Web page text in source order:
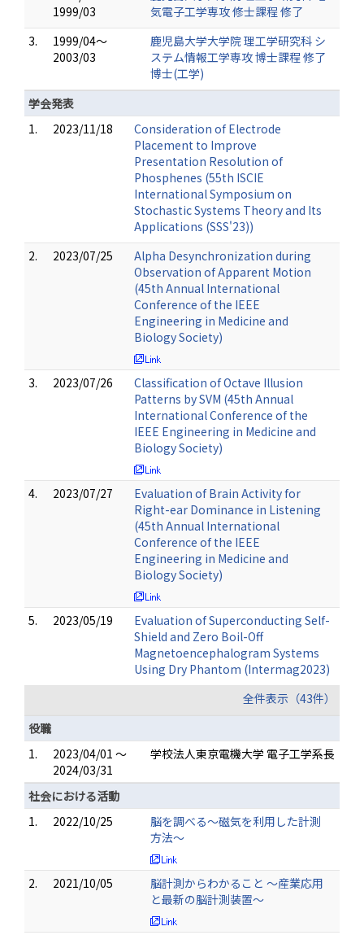
1999/03
気電子工学専攻 修士課程 修了
3.
1999/04～
2003/03
鹿児島大学大学院 理工学研究科 シ
ステム情報工学専攻 博士課程 修了
博士(工学)
学会発表
1.
2023/11/18
Consideration of Electrode
Placement to Improve
Presentation Resolution of
Phosphenes (55th ISCIE
International Symposium on
Stochastic Systems Theory and Its
Applications (SSS'23))
2.
2023/07/25
Alpha Desynchronization during
Observation of Apparent Motion
(45th Annual International
Conference of the IEEE
Engineering in Medicine and
Biology Society)
3. 2023/07/26
Classification of Octave Illusion
Patterns by SVM (45th Annual
International Conference of the
IEEE Engineering in Medicine and
Biology Society)
4. 2023/07/27
Evaluation of Brain Activity for
Right-ear Dominance in Listening
(45th Annual International
Conference of the IEEE
Engineering in Medicine and
Biology Society)
5. 2023/05/19
Evaluation of Superconducting Self-
Shield and Zero Boil-Off
Magnetoencephalogram Systems
Using Dry Phantom (Intermag2023)
全件表示（43件）
役職
1.
2023/04/01 ～
2024/03/31
学校法人東京電機大学 電子工学系長
社会における活動
1.
2022/10/25
脳を調べる〜磁気を利用した計測
方法〜
2. 2021/10/05
脳計測からわかること ～産業応用
と最新の脳計測装置〜